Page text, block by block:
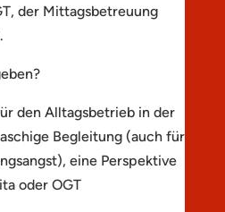
der Mittagsbetreuung
den Alltagsbetrieb in der
Begleitung (auch für
eine Perspektive
oder OGT